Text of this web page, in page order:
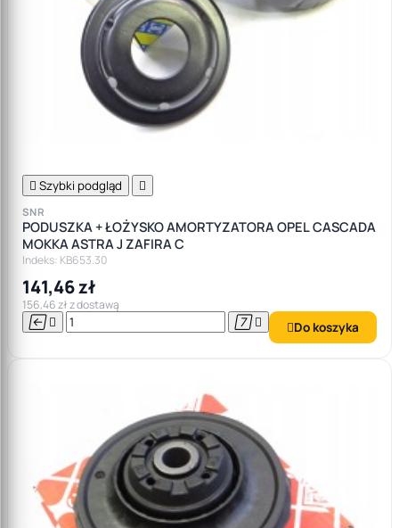
 Szybki podgląd 
SNR
PODUSZKA + ŁOŻYSKO AMORTYZATORA OPEL CASCADA
MOKKA ASTRA J ZAFIRA C
Indeks: KB653.30
141,46 zł
156,46 zł z dostawą
    Do koszyka